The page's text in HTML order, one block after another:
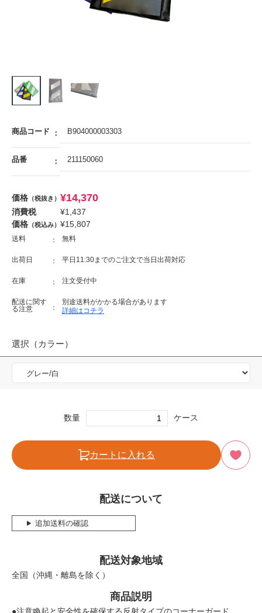
商品コード B904000003303
品番 211150060
価格 （税抜き） ¥14,370
消費税 ¥1,437
価格 （税込み） ¥15,807
送料 無料
出荷日 平日11:30までのご注文で当日出荷対応
在庫 注文受付中
配送に関す
る注意
別途送料がかかる場合があります
詳細はコチラ
選択（カラー）
数量 ケース
カートに入れる
配送について
追加送料の確認
配送対象地域
全国（沖縄・離島を除く）
商品説明